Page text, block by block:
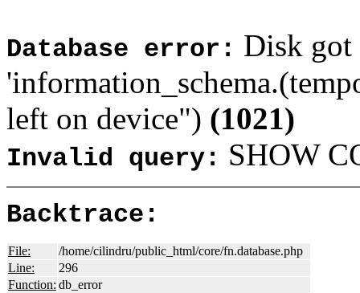
Database error: Disk
left on device") (1021)
Invalid query: SHOW
Backtrace:
File:
/home/cilindru/public_html/core/fn.database.php
Line:
296
Function: db_error